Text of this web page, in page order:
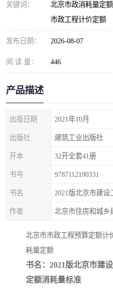
关键词：
北京市政消耗量定
市政工程计价定额
发布日期： 2026-08-07
阅 读 量： 446
产品描述
出版日期 2021年10月
出版社 建筑工业出版社
开本 32开全套41册
书号 9787112190331
书名
作者 北京市住房和城乡
北京市市政工程预算定额计
耗量定额
书名：2021版北京市建
定额消耗量标准
黄金矿山工程预算定额
冶金工业建设工程预算定
额
电子工程概预算定额
疏浚工程预算定额
福建建设工程预算定额
辽宁省工程计价定额
性规范ASME
湖北省建设工程预算定额
甘肃省建设工程预算定额